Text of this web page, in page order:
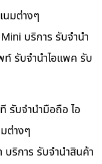
นมต่างๆ
บริการ รับจำนำ
ท์ รับจำนำไอแพค รับ
รับจำนำมือถือ ไอ
ต่างๆ
ริการ รับจำนำสินค้า